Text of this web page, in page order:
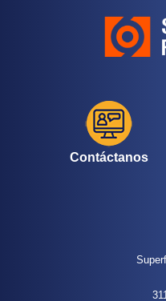
Contáctanos